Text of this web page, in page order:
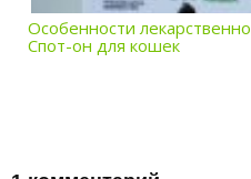
Особенности
Спот-он для кошек